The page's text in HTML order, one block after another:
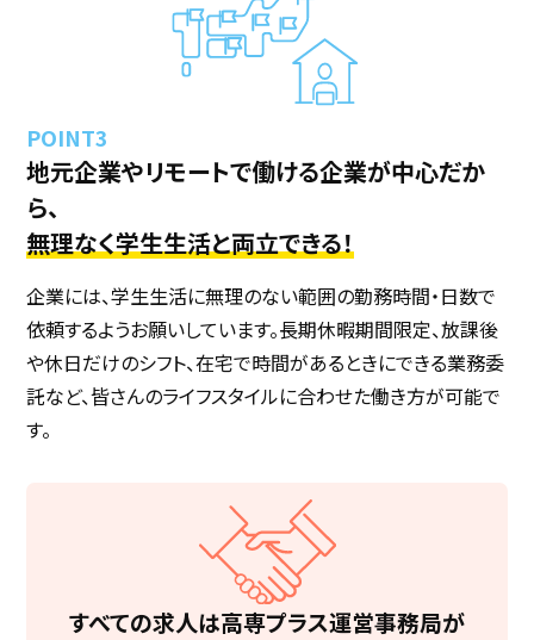
地元企業やリモートで働ける企業が中心だか
ら、
無理なく学生生活と両立できる！
企業には、学生生活に無理のない範囲の勤務時間・日数で
依頼するようお願いしています。長期休暇期間限定、放課後
や休日だけのシフト、在宅で時間があるときにできる業務委
託など、皆さんのライフスタイルに合わせた働き方が可能で
す。
すべての求人は高専プラス運営事務局が